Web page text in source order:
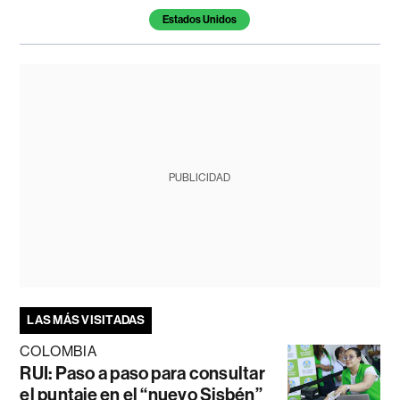
Estados Unidos
PUBLICIDAD
LAS MÁS VISITADAS
COLOMBIA
RUI: Paso a paso para consultar
el puntaje en el “nuevo Sisbén”